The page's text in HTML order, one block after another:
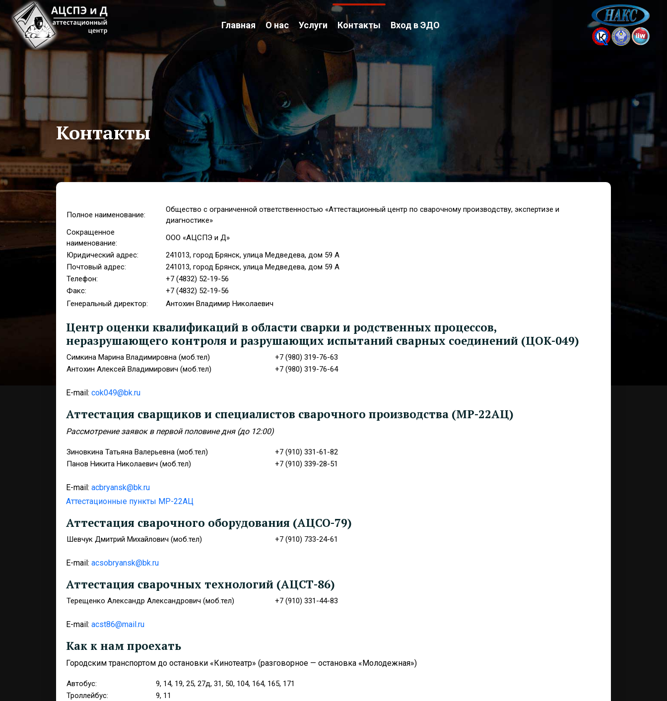
Главная О нас Услуги Контакты Вход в ЭДО
Контакты
Полное наименование:
Общество с ограниченной ответственностью «Аттестационный центр по сварочному производству, экспертизе и
диагностике»
Сокращенное
наименование:
ООО «АЦСПЭ и Д»
Юридический адрес:
241013, город Брянск, улица Медведева, дом 59 А
Почтовый адрес:
241013, город Брянск, улица Медведева, дом 59 А
Телефон:
+7 (4832) 52-19-56
Факс:
+7 (4832) 52-19-56
Генеральный директор:
Антохин Владимир Николаевич
Центр оценки квалификаций в области сварки и родственных процессов,
неразрушающего контроля и разрушающих испытаний сварных соединений (ЦОК-049)
Симкина Марина Владимировна (моб.тел)
+7 (980) 319-76-63
Антохин Алексей Владимирович (моб.тел)
+7 (980) 319-76-64
E-mail:cok049@bk.ru
Аттестация сварщиков и специалистов сварочного производства (МР-22АЦ)
Рассмотрение заявок в первой половине дня (до 12:00)
Зиновкина Татьяна Валерьевна (моб.тел)
+7 (910) 331-61-82
Панов Никита Николаевич (моб.тел)
+7 (910) 339-28-51
E-mail:acbryansk@bk.ru
Аттестационные пункты МР-22АЦ
Аттестация сварочного оборудования (АЦСО-79)
Шевчук Дмитрий Михайлович (моб.тел) +7 (910) 733-24-61
E-mail:acsobryansk@bk.ru
Аттестация сварочных технологий (АЦСТ-86)
Терещенко Александр Александрович (моб.тел) +7 (910) 331-44-83
E-mail:acst86@mail.ru
Как к нам проехать
Городским транспортом до остановки «Кинотеатр» (разговорное — остановка «Молодежная»)
Автобус:
9, 14, 19, 25, 27д, 31, 50, 104, 164, 165, 171
Троллейбус:
9, 11